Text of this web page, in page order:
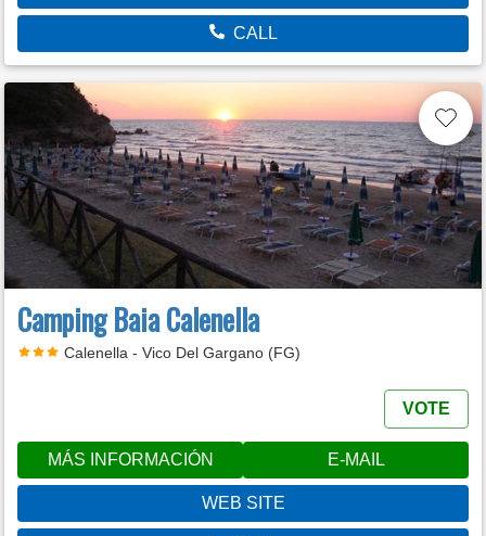
CALL
Camping Baia Calenella
Calenella - Vico Del Gargano (FG)
VOTE
MÁS INFORMACIÓN E-MAIL
WEB SITE